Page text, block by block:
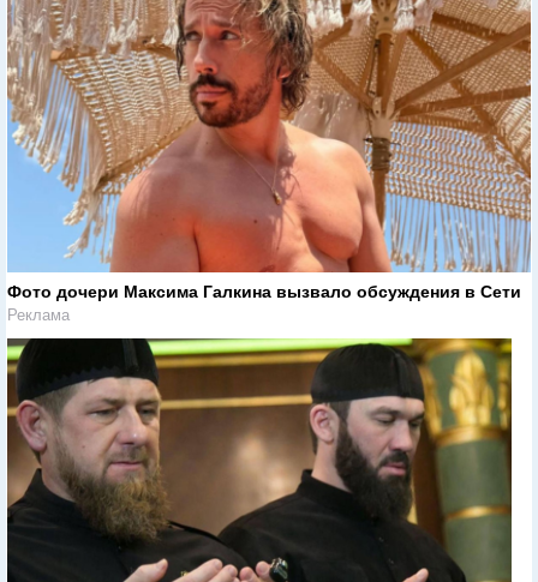
Фото дочери Максима Галкина вызвало обсуждения в Сети
Реклама